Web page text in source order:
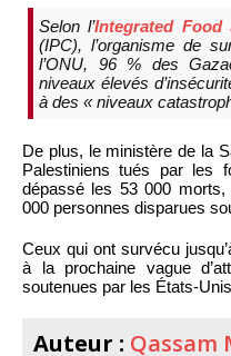
Selon l’Integrated Food
(IPC), l’organisme de
l’ONU, 96 % des
niveaux élevés
à des « niveaux
De plus, le ministère de la
Palestiniens tués par les
dépassé les 53 000 morts,
000 personnes disparues
Ceux qui ont survécu
à la prochaine vague
soutenues par les États-
Auteur : Qassam